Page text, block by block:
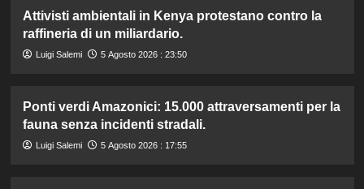
Attivisti ambientali in Kenya protestano contro la
raffineria di un miliardario.
Luigi Salemi 5 Agosto 2026 : 23:50
Ponti verdi Amazonici: 15.000 attraversamenti per la
fauna senza incidenti stradali.
Luigi Salemi 5 Agosto 2026 : 17:55